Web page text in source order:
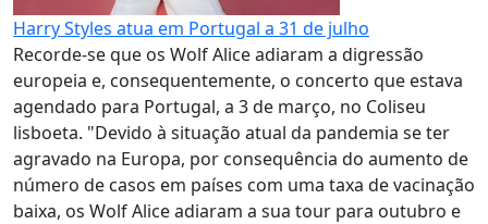
Harry Styles atua em Portugal a 31 de julho
Recorde-se que os Wolf Alice adiaram a digressão
europeia e, consequentemente, o concerto que estava
agendado para Portugal, a 3 de março, no Coliseu
lisboeta. "Devido à situação atual da pandemia se ter
agravado na Europa, por consequência do aumento de
número de casos em países com uma taxa de vacinação
baixa, os Wolf Alice adiaram a sua tour para outubro e